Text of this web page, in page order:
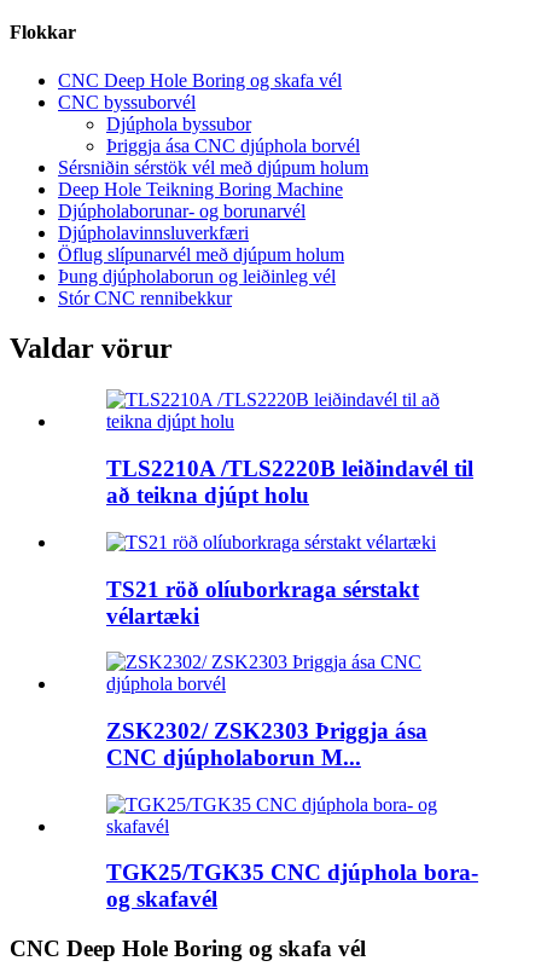
Flokkar
CNC Deep Hole Boring og skafa vél
CNC byssuborvél
Djúphola byssubor
Þriggja ása CNC djúphola borvél
Sérsniðin sérstök vél með djúpum holum
Deep Hole Teikning Boring Machine
Djúpholaborunar- og borunarvél
Djúpholavinnsluverkfæri
Öflug slípunarvél með djúpum holum
Þung djúpholaborun og leiðinleg vél
Stór CNC rennibekkur
Valdar vörur
TLS2210A /TLS2220B leiðindavél til
að teikna djúpt holu
TS21 röð olíuborkraga sérstakt
vélartæki
ZSK2302/ ZSK2303 Þriggja ása
CNC djúpholaborun M...
TGK25/TGK35 CNC djúphola bora-
og skafavél
CNC Deep Hole Boring og skafa vél